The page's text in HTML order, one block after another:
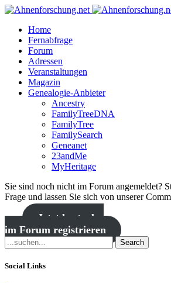
Home
Fernabfrage
Forum
Adressen
Veranstaltungen
Magazin
Genealogie-Anbieter
Ancestry
FamilyTreeDNA
FamilyTree
FamilySearch
Geneanet
23andMe
MyHeritage
Sie sind noch nicht im Forum angemeldet?
Frage und lassen Sie sich von unserer
Jetzt kostenlos
im Forum registrieren
Search
Social Links